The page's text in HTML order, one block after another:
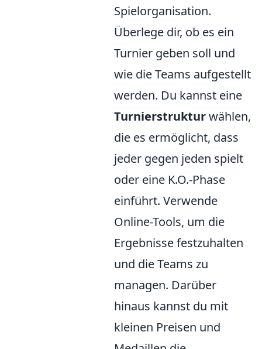
Spielorganisation.
Überlege dir, ob es ein
Turnier geben soll und
wie die Teams aufgestellt
werden. Du kannst eine
Turnierstrukturwählen,
die es ermöglicht, dass
jeder gegen jeden spielt
oder eine K.O.-Phase
einführt. Verwende
Online-Tools, um die
Ergebnisse festzuhalten
und die Teams zu
managen. Darüber
hinaus kannst du mit
kleinen Preisen und